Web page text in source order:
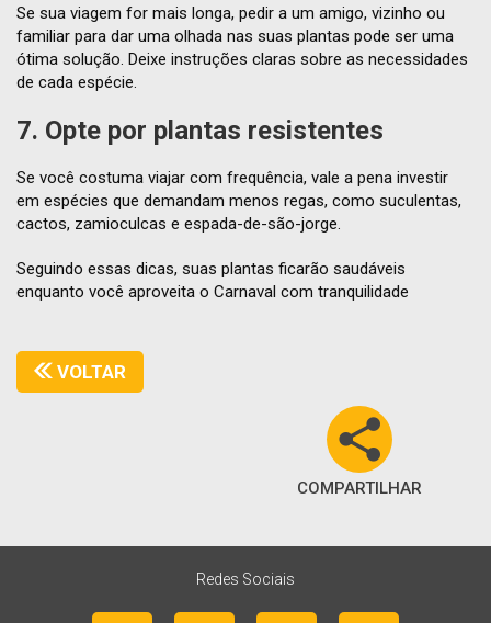
Se sua viagem for mais longa, pedir a um amigo, vizinho ou
familiar para dar uma olhada nas suas plantas pode ser uma
ótima solução. Deixe instruções claras sobre as necessidades
de cada espécie.
7. Opte por plantas resistentes
Se você costuma viajar com frequência, vale a pena investir
em espécies que demandam menos regas, como suculentas,
cactos, zamioculcas e espada-de-são-jorge.
Seguindo essas dicas, suas plantas ficarão saudáveis
enquanto você aproveita o Carnaval com tranquilidade
VOLTAR
COMPARTILHAR
Redes Sociais